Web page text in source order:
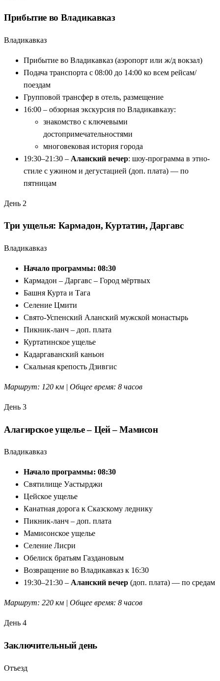
Групповые трансферы:
Еженедельные выезды:
Прибытие во Владикавказ
Владикавказ
Прибытие во Владикавказ (аэропорт или ж/д вокзал)
Подача транспорта с 08:00 до 14:00 ко всем рейсам/
поездам
Групповой трансфер в отель, размещение
16:00 – обзорная экскурсия по Владикавказу:
знакомство с ключевыми
достопримечательностями
многовековая история города
19:30–21:30 – Аланский вечер: шоу-программа в этно-
стиле с ужином и дегустацией (доп. плата) — по
пятницам
День 2
Три ущелья: Кармадон, Куртатин, Даргавс
Владикавказ
Начало программы: 08:30
Кармадон – Даргавс – Город мёртвых
Башня Курта и Тага
Селение Цмити
Свято-Успенский Аланский мужской монастырь
Пикник-ланч – доп. плата
Куртатинское ущелье
Кадаргаванский каньон
Скальная крепость Дзивгис
Маршрут: 120 км | Общее время: 8 часов
День 3
Алагирское ущелье – Цей – Мамисон
Владикавказ
Начало программы: 08:30
Святилище Уастырджи
Цейское ущелье
Канатная дорога к Сказскому леднику
Пикник-ланч – доп. плата
Мамисонское ущелье
Селение Лисри
Обелиск братьям Газдановым
Возвращение во Владикавказ к 16:30
19:30–21:30 – Аланский вечер (доп. плата) — по средам
Маршрут: 220 км | Общее время: 8 часов
День 4
Заключительный день
Отъезд